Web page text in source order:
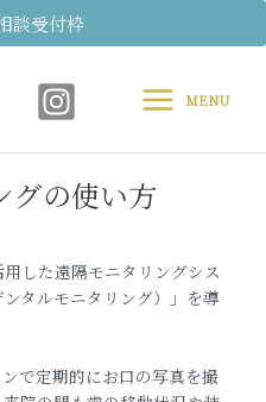
談受付枠
MenuMENU
グの使い方
した遠隔モニタリングシス
タルモニタリング）」を導
で定期的にお口の写真を撮